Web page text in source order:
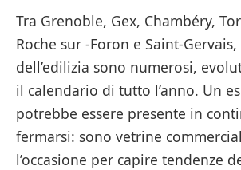
Tra Grenoble, Gex, Chambéry,
Roche sur -Foron e Saint-
dell’edilizia sono numerosi,
il calendario di tutto l’anno. Un
potrebbe essere presente in
fermarsi: sono vetrine
l’occasione per capire tendenze